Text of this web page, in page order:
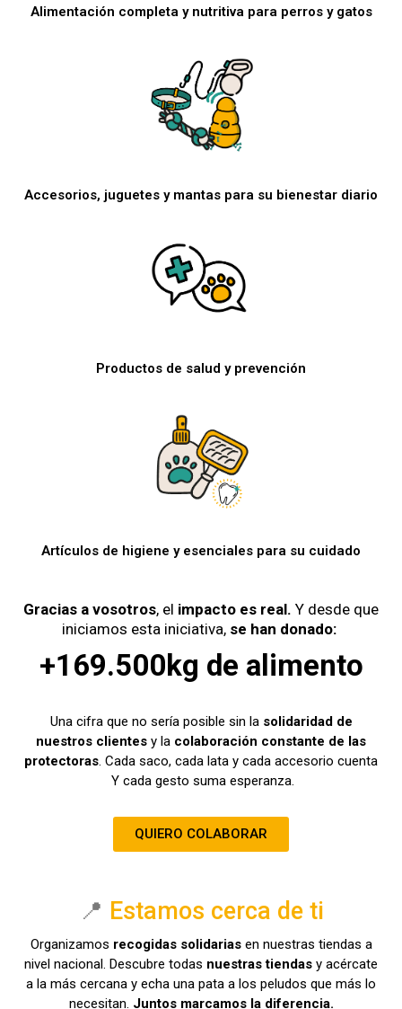
Alimentación completa y nutritiva para perros y gatos
Accesorios, juguetes y mantas para su bienestar diario
Productos de salud y prevención
Artículos de higiene y esenciales para su cuidado
Gracias a vosotros, el impacto es real. Y desde que
iniciamos esta iniciativa, se han donado:
+169.500kg de alimento
Una cifra que no sería posible sin la solidaridad de
nuestros clientes y la colaboración constante de las
protectoras. Cada saco, cada lata y cada accesorio cuenta
Y cada gesto suma esperanza.
QUIERO COLABORAR
📍 Estamos cerca de ti
Organizamos recogidas solidariasen nuestras tiendas a
nivel nacional. Descubre todas nuestras tiendas y acércate
a la más cercana y echa una pata a los peludos que más lo
necesitan. Juntos marcamos la diferencia.